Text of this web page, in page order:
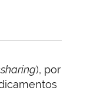
), por